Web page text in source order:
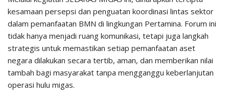
kesamaan persepsi dan penguatan koordinasi lintas sektor
dalam pemanfaatan BMN di lingkungan Pertamina. Forum ini
tidak hanya menjadi ruang komunikasi, tetapi juga langkah
strategis untuk memastikan setiap pemanfaatan aset
negara dilakukan secara tertib, aman, dan memberikan nilai
tambah bagi masyarakat tanpa mengganggu keberlanjutan
operasi hulu migas.